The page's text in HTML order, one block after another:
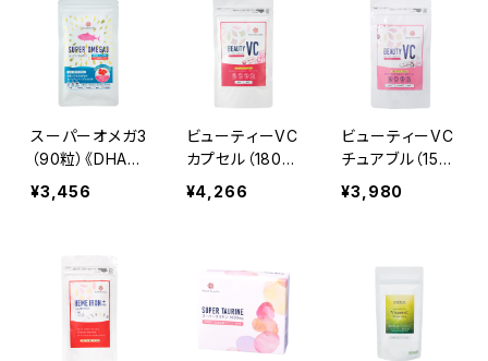
スーパーオメガ3
（90粒）《DHA・E
PA》
¥3,456
ビューティーVC
カプセル（180
粒）≪ビタミン
C・ポリフェノー
¥4,266
ビューティーVC
チュアブル（150
粒）≪ビタミン
C・ポリフェノー
¥3,980